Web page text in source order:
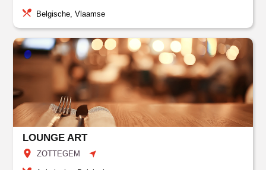
Belgische, Vlaamse
LOUNGE ART
ZOTTEGEM